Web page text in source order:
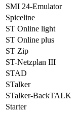
SMI 24-Emulator
Spiceline
ST Online light
ST Online plus
ST Zip
ST-Netzplan III
STAD
STalker
STalker-BackTALK
Starter